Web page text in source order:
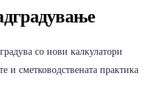
со нови калкулатори
и сметководствената практика